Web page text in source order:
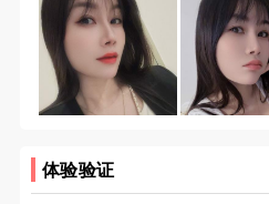
体验验证